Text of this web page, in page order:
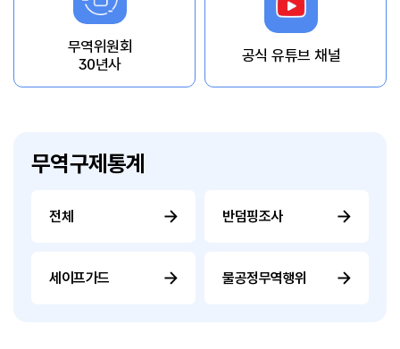
무역위원회
30년사
공식 유튜브 채널
무역구제통계
전체 반덤핑조사
세이프가드 불공정무역행위